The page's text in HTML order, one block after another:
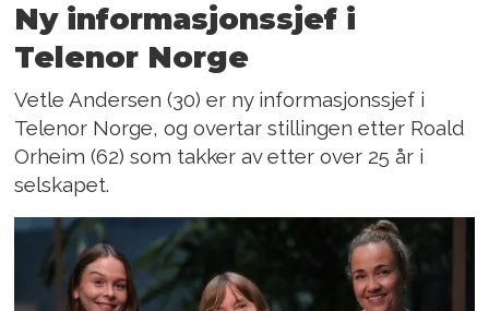
Ny informasjons­sjef i
Telenor Norge
Vetle Andersen (30) er ny informasjonssjef i
Telenor Norge, og overtar stillingen etter Roald
Orheim (62) som takker av etter over 25 år i
selskapet.